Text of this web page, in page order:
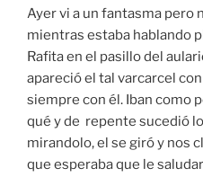
Ayer vi a un fantasma pero
mientras estaba hablando
Rafita en el pasillo del
apareció el tal varcarcel
siempre con él. Iban como
qué y de repente sucedió
mirandolo, el se giró y nos
que esperaba que le